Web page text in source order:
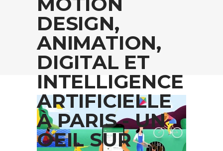
DESIGN,
ANIMATION,
DIGITAL ET
INTELLIGENCE
ARTIFICIELLE
À PARIS - UN
OEIL SUR